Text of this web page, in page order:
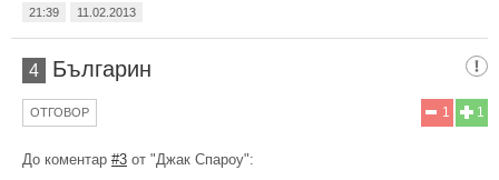
21:39 11.02.2013
4 Българин
1
1
ОТГОВОР
До коментар #3 от "Джак Спароу":